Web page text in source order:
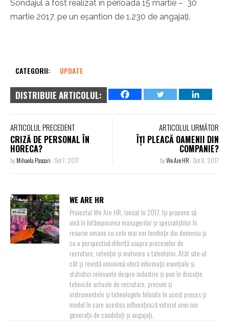
Sondajul a fost realizat în perioada 15 martie – 30
martie 2017, pe un eșantion de 1.230 de angajați.
CATEGORII: UPDATE
DISTRIBUIE ARTICOLUL:
ARTICOLUL PRECEDENT
CRIZĂ DE PERSONAL ÎN
HORECA?
byMihaela Pascari-Oct 7, 2017
ARTICOLUL URMĂTOR
ÎȚI PLEACĂ OAMENII DIN
COMPANIE?
byWe Are HR-Oct 8, 2017
WE ARE HR
Proiectul We Are HR, lansat în 2017, își propune să
vină în întâmpinarea managerilor și specialiștilor în
resurse umane cu cele mai noi tendințe din domeniu și
cu o perspectivă diferită asupra proceselor de
recrutare, retenție și motivare a talentelor. Atât site-ul
cât și revistă omonimă oferă informații esențiale și
statistici relevante despre industrie și pun în discuție
tehnicile actuale de recrutare, precum și
instrumentele și tehnologiile folosite în acest proces și
modul în care acestea influențează viitorul unei noi
generații de candidați și angajați.